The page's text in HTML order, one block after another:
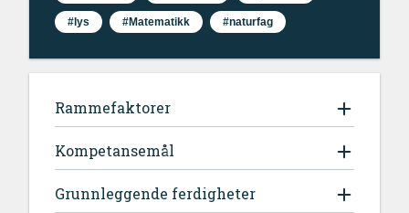
#lys #Matematikk #naturfag
Rammefaktorer
Kompetansemål
Grunnleggende ferdigheter